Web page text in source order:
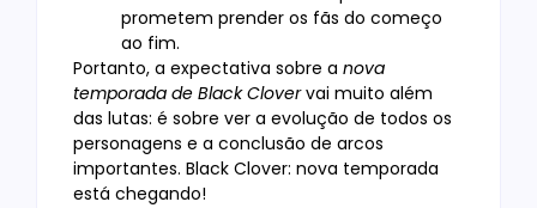
prometem prender os fãs do começo
ao fim.
Portanto, a expectativa sobre a nova
temporada de Black Clovervai muito além
das lutas: é sobre ver a evolução de todos os
personagens e a conclusão de arcos
importantes. Black Clover: nova temporada
está chegando!